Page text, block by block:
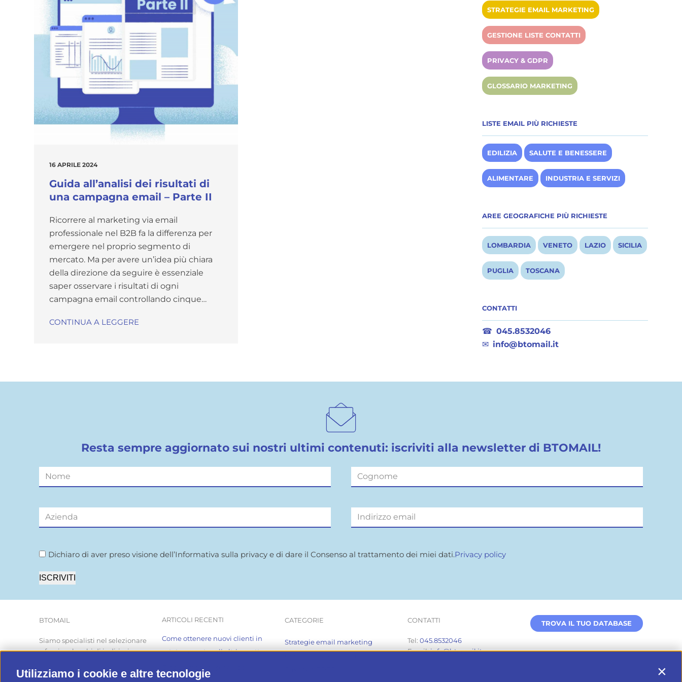
Utilizziamo i cookie e altre tecnologie
16 APRILE 2024
Guida all’analisi dei risultati di
una campagna email – Parte II
Ricorrere al marketing via email
professionale nel B2B fa la differenza per
emergere nel proprio segmento di
mercato. Ma per avere un’idea più chiara
della direzione da seguire è essenziale
saper osservare i risultati di ogni
campagna email controllando cinque…
CONTINUA A LEGGERE
Con BTOMAIL puoi
Generare lead
Ridurre i costi di conversione
Ridurre i tempi
STRATEGIE EMAIL MARKETING
GESTIONE LISTE CONTATTI
PRIVACY & GDPR
GLOSSARIO MARKETING
LISTE EMAIL PIÙ RICHIESTE
EDILIZIA SALUTE E BENESSERE
ALIMENTARE INDUSTRIA E SERVIZI
AREE GEOGRAFICHE PIÙ RICHIESTE
LOMBARDIA VENETO LAZIO SICILIA
PUGLIA TOSCANA
CONTATTI
☎045.8532046
✉ info@btomail.it
Resta sempre aggiornato sui nostri ultimi contenuti: iscriviti alla newsletter di BTOMAIL!
Dichiaro di aver preso visione dell’Informativa sulla privacy e di dare il Consenso al trattamento dei miei dati.Privacy policy
ISCRIVITI
BTOMAIL
Siamo specialisti nel selezionare
e fornire elenchi di indirizzi
categoria merceologica e area
ARTICOLI RECENTI
Come ottenere nuovi clienti in
estate… mentre gli altri aspettano
sfruttare un database di contatti
CATEGORIE
Strategie email marketing
CONTATTI
Tel: 045.8532046
Email:info@btomail.it
TROVA IL TUO DATABASE